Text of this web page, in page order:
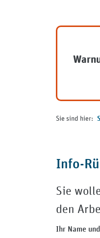
Sie sind hier:
Info-
Sie
den
Ihr Name